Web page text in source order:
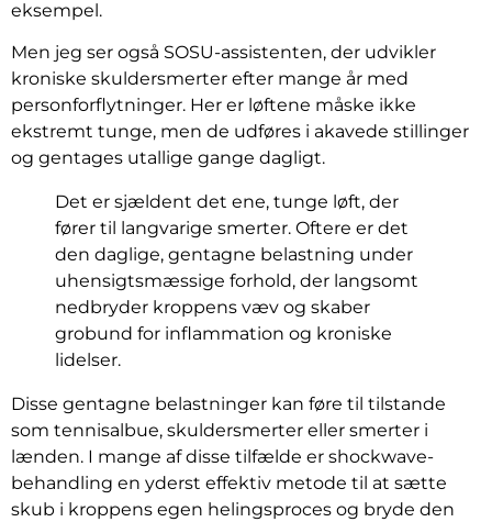
eksempel.
Men jeg ser også SOSU-assistenten, der udvikler
kroniske skuldersmerter efter mange år med
personforflytninger. Her er løftene måske ikke
ekstremt tunge, men de udføres i akavede stillinger
og gentages utallige gange dagligt.
Det er sjældent det ene, tunge løft, der
fører til langvarige smerter. Oftere er det
den daglige, gentagne belastning under
uhensigtsmæssige forhold, der langsomt
nedbryder kroppens væv og skaber
grobund for inflammation og kroniske
lidelser.
Disse gentagne belastninger kan føre til tilstande
som tennisalbue, skuldersmerter eller smerter i
lænden. I mange af disse tilfælde er shockwave-
behandling en yderst effektiv metode til at sætte
skub i kroppens egen helingsproces og bryde den